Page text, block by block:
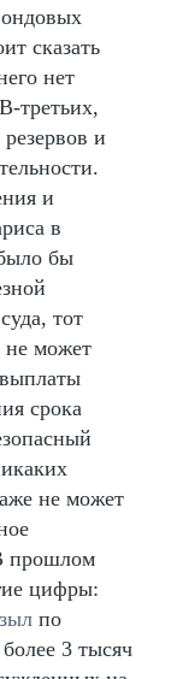
сказать
нет
третьих,
и
и
в
бы
тот
не может
выплаты
срока
не может
прошлом
цифры:
по
3 тысяч